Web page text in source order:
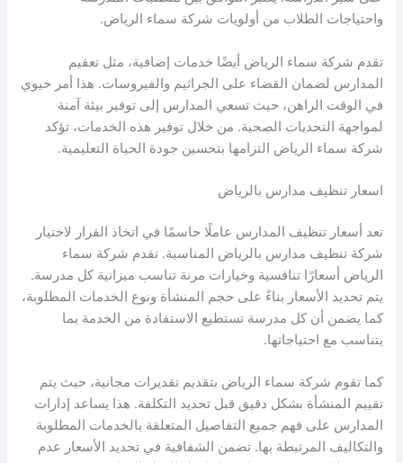
واحتياجات الطلاب من أولويات شركة سماء الرياض.
تقدم شركة سماء الرياض أيضًا خدمات إضافية، مثل تعقيم
المدارس لضمان القضاء على الجراثيم والفيروسات. هذا أمر حيوي
في الوقت الراهن، حيث تسعي المدارس إلى توفير بيئة آمنة
لمواجهة التحديات الصحية. من خلال توفير هذه الخدمات، تؤكد
شركة سماء الرياض التزامها بتحسين جودة الحياة التعليمية.
اسعار تنظيف مدارس بالرياض
تعد أسعار تنظيف المدارس عاملًا حاسمًا في اتخاذ القرار لاختيار
شركة تنظيف مدارس بالرياض المناسبة. تقدم شركة سماء
الرياض أسعارًا تنافسية وخيارات مرنة تناسب ميزانية كل مدرسة.
يتم تحديد الأسعار بناءً على حجم المنشأة ونوع الخدمات المطلوبة،
كما يضمن أن كل مدرسة تستطيع الاستفادة من الخدمة بما
يتناسب مع احتياجاتها.
كما تقوم شركة سماء الرياض بتقديم تقديرات مجانية، حيث يتم
تقييم المنشأة بشكل دقيق قبل تحديد التكلفة. هذا يساعد إدارات
المدارس على فهم جميع التفاصيل المتعلقة بالخدمات المطلوبة
والتكاليف المرتبطة بها. تضمن الشفافية في تحديد الأسعار عدم